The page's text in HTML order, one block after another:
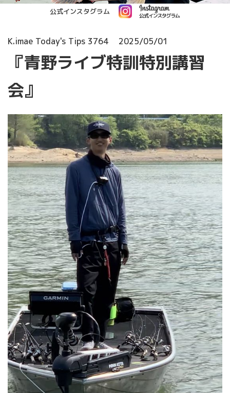
公式インスタグラム
K.imae Today's Tips 3764 2025/05/01
『青野ライブ特訓特別講習
会』